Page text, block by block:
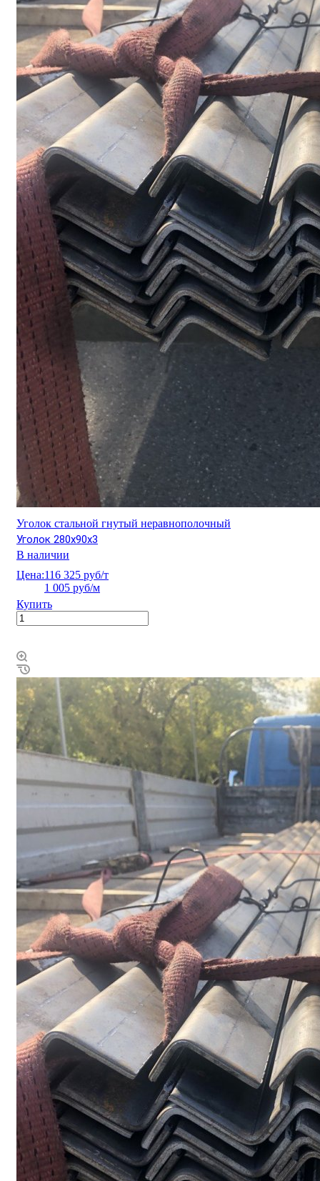
Уголок стальной гнутый неравнополочный
Уголок 280х90х3
В наличии
Цена:116 325 руб/т
1 005 руб/м
Купить